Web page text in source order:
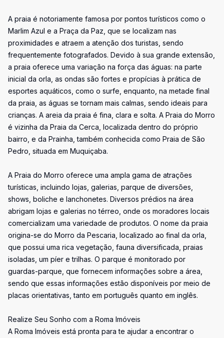
A praia é notoriamente famosa por pontos turísticos como o
Marlim Azul e a Praça da Paz, que se localizam nas
proximidades e atraem a atenção dos turistas, sendo
frequentemente fotografados. Devido à sua grande extensão,
a praia oferece uma variação na força das águas: na parte
inicial da orla, as ondas são fortes e propícias à prática de
esportes aquáticos, como o surfe, enquanto, na metade final
da praia, as águas se tornam mais calmas, sendo ideais para
crianças. A areia da praia é fina, clara e solta. A Praia do Morro
é vizinha da Praia da Cerca, localizada dentro do próprio
bairro, e da Prainha, também conhecida como Praia de São
Pedro, situada em Muquiçaba.
A Praia do Morro oferece uma ampla gama de atrações
turísticas, incluindo lojas, galerias, parque de diversões,
shows, boliche e lanchonetes. Diversos prédios na área
abrigam lojas e galerias no térreo, onde os moradores locais
comercializam uma variedade de produtos. O nome da praia
origina-se do Morro da Pescaria, localizado ao final da orla,
que possui uma rica vegetação, fauna diversificada, praias
isoladas, um píer e trilhas. O parque é monitorado por
guardas-parque, que fornecem informações sobre a área,
sendo que essas informações estão disponíveis por meio de
placas orientativas, tanto em português quanto em inglês.
Realize Seu Sonho com a Roma Imóveis
A Roma Imóveis está pronta para te ajudar a encontrar o